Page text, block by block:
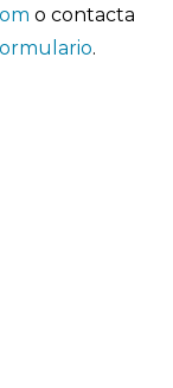
o contacta
.